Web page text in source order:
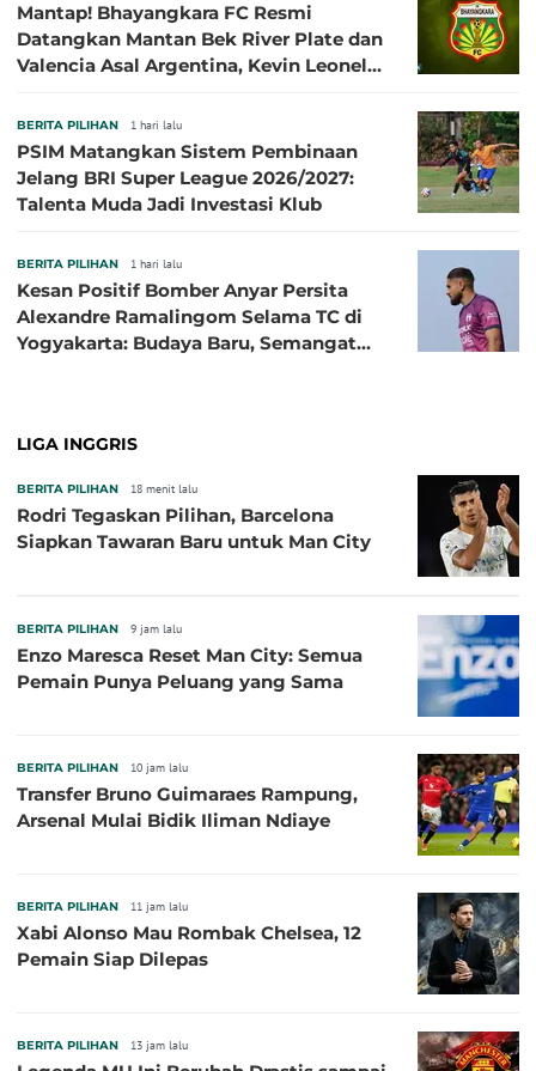
Mantap! Bhayangkara FC Resmi
Datangkan Mantan Bek River Plate dan
Valencia Asal Argentina, Kevin Leonel
BERITA PILIHAN 1 hari lalu
PSIM Matangkan Sistem Pembinaan
Jelang BRI Super League 2026/2027:
Talenta Muda Jadi Investasi Klub
BERITA PILIHAN 1 hari lalu
Kesan Positif Bomber Anyar Persita
Alexandre Ramalingom Selama TC di
Yogyakarta: Budaya Baru, Semangat
LIGA INGGRIS
BERITA PILIHAN 18 menit lalu
Rodri Tegaskan Pilihan, Barcelona
Siapkan Tawaran Baru untuk Man City
BERITA PILIHAN 9 jam lalu
Enzo Maresca Reset Man City: Semua
Pemain Punya Peluang yang Sama
BERITA PILIHAN 10 jam lalu
Transfer Bruno Guimaraes Rampung,
Arsenal Mulai Bidik Iliman Ndiaye
BERITA PILIHAN 11 jam lalu
Xabi Alonso Mau Rombak Chelsea, 12
Pemain Siap Dilepas
BERITA PILIHAN 13 jam lalu